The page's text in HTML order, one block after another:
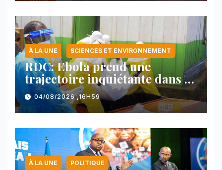
À LA UNE SCIENCES ET ENVIRONNEMENT
RDC: Ebola prend une
trajectoire inquiétante dans le
nord-est du pays
04/08/2026 ,16H59
À LA UNE POLITIQUE